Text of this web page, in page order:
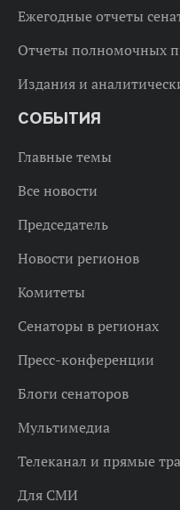
Ежегодные отчеты
Отчеты полномочных
Издания и
СОБЫТИЯ
Главные темы
Все новости
Председатель
Новости регионов
Комитеты
Сенаторы в регионах
Пресс-конференции
Блоги сенаторов
Мультимедиа
Телеканал и прямые
Для СМИ